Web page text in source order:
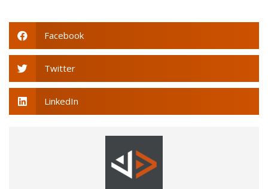
Facebook
Twitter
LinkedIn